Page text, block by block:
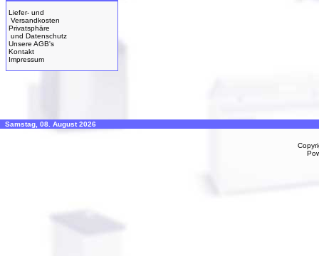
Liefer- und
Versandkosten
Privatsphäre
und Datenschutz
Unsere AGB's
Kontakt
Impressum
Samstag, 08. August 2026